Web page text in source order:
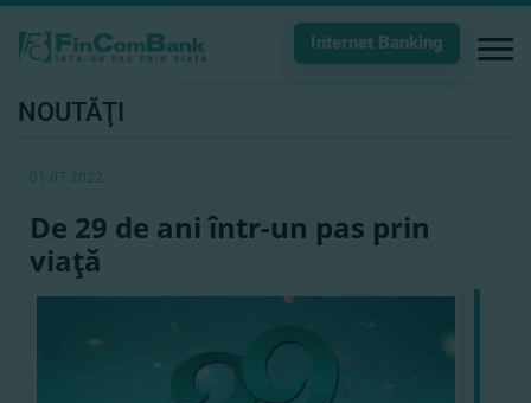
Internet Banking
NOUTĂŢI
01.07.2022
De 29 de ani într-un pas prin
viaţă